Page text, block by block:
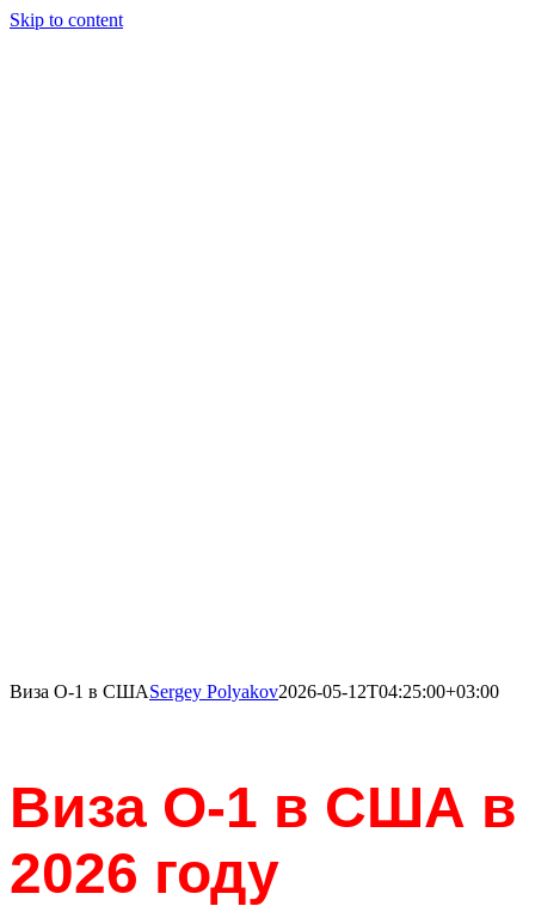
Skip to content
Виза O-1 в СШАSergey Polyakov2026-05-12T04:25:00+03:00
Виза O-1 в США в
2026 году